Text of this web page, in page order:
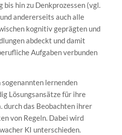
hin zu Denkprozessen (vgl.
andererseits auch alle
kognitiv geprägten und
abdeckt und damit
Aufgaben verbunden
lernenden
Lösungsansätze für ihre
durch das Beobachten ihrer
von Regeln. Dabei wird
KI unterschieden.